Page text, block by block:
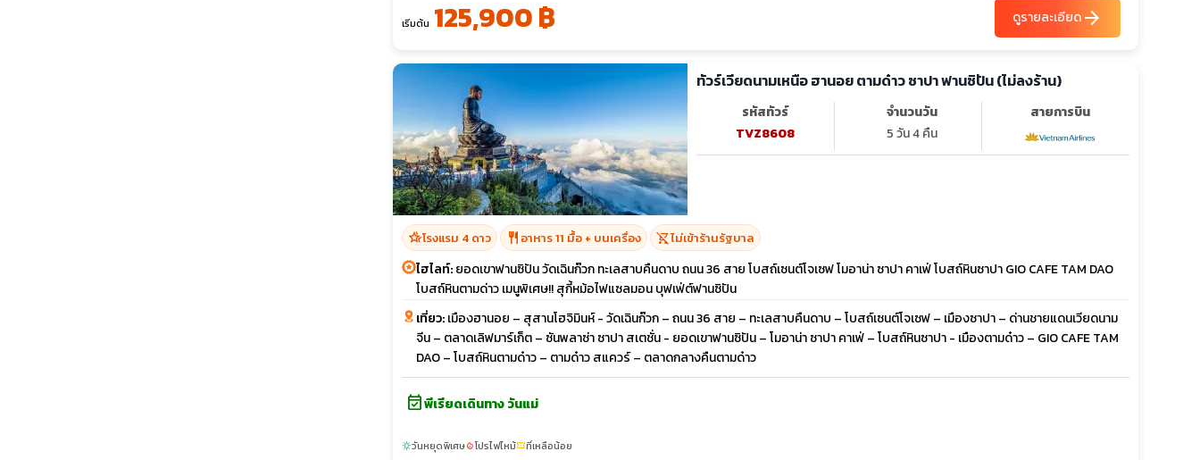
เริ่มต้น 125,900 ฿ ดูรายละเอียดarrow_forward
ทัวร์เวียดนามเหนือ ฮานอย ตามด๋าว ซาปา ฟานซิปัน (ไม่ลงร้าน)
รหัสทัวร์
TVZ8608
จำนวนวัน
5 วัน 4 คืน
สายการบิน
hotel_classโรงแรม 4 ดาว restaurant อาหาร 11 มื้อ + บนเครื่อง shopping_cart_offไม่เข้าร้านรัฐบาล
ไฮไลท์:ยอดเขาฟานซิปัน วัดเฉินก๊วก ทะเลสาบคืนดาบ ถนน 36 สาย โบสถ์เซนต์โจเซฟ โมอาน่า ซาปา คาเฟ่ โบสถ์หินซาปา GIO CAFE TAM DAO
โบสถ์หินตามด่าว เมนูพิเศษ!! สุกี้หม้อไฟแซลมอน บุฟเฟ่ต์ฟานซิปัน
เที่ยว:เมืองฮานอย – สุสานโฮจิมินห์ - วัดเฉินก๊วก – ถนน 36 สาย – ทะเลสาบคืนดาบ – โบสถ์เซนต์โจเซฟ – เมืองซาปา – ด่านชายแดนเวียดนาม
จีน – ตลาดเลิฟมาร์เก็ต – ซันพลาซ่า ซาปา สเตชั่น - ยอดเขาฟานซิปัน – โมอาน่า ซาปา คาเฟ่ – โบสถ์หินซาปา - เมืองตามด๋าว – GIO CAFE TAM
DAO – โบสถ์หินตามด๋าว – ตามด๋าว สแควร์ – ตลาดกลางคืนตามด๋าว
event_availableพีเรียดเดินทาง วันแม่
sunnyวันหยุดพิเศษlocal_fire_departmentโปรไฟไหม้confirmation_numberที่เหลือน้อย